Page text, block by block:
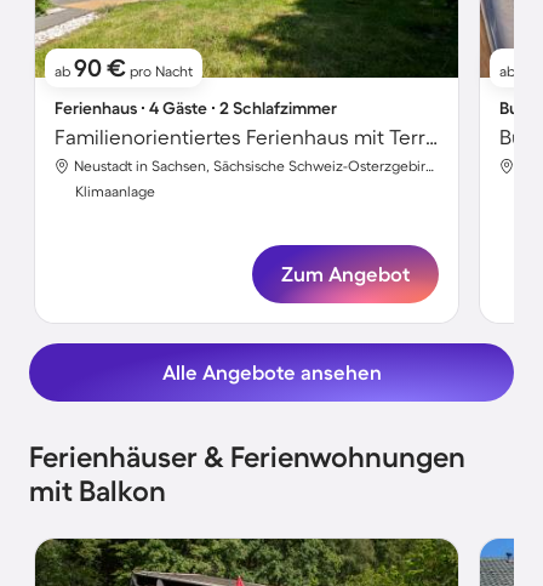
ab 90 € pro Nacht
Ferienhaus ∙ 4 Gäste ∙ 2 Schlafzimmer
Familienorientiertes Ferienhaus mit Terrasse, Grill und Garten | Gartenblick
Neustadt in Sachsen, Sächsische Schweiz-Osterzgebirge, Deutschland
Klimaanlage
Zum Angebot
ab
Alle Angebote ansehen
Ferienhäuser & Ferienwohnungen
mit Balkon